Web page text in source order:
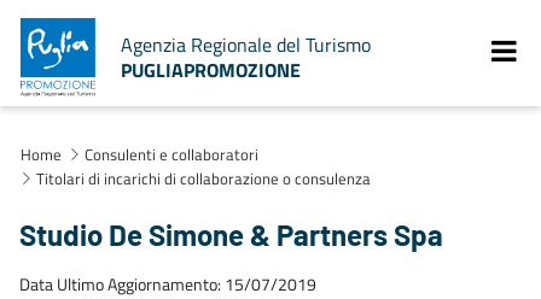
Agenzia Regionale del Turismo
PUGLIAPROMOZIONE
Home
Consulenti e collaboratori
Titolari di incarichi di collaborazione o consulenza
Studio De Simone & Partners Spa
Data Ultimo Aggiornamento: 15/07/2019